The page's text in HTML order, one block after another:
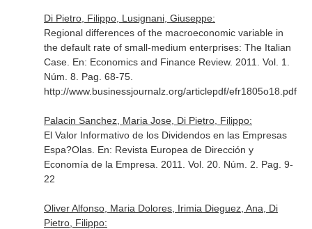
Di Pietro, Filippo, Lusignani, Giuseppe:
Regional differences of the macroeconomic variable in
the default rate of small-medium enterprises: The Italian
Case. En: Economics and Finance Review. 2011. Vol. 1.
Núm. 8. Pag. 68-75.
http://www.businessjournalz.org/articlepdf/efr1805o18.pdf
Palacin Sanchez, Maria Jose, Di Pietro, Filippo:
El Valor Informativo de los Dividendos en las Empresas
Espa?Olas. En: Revista Europea de Dirección y
Economía de la Empresa . 2011. Vol. 20. Núm. 2. Pag. 9-
22
Oliver Alfonso, Maria Dolores, Irimia Dieguez, Ana, Di
Pietro, Filippo: